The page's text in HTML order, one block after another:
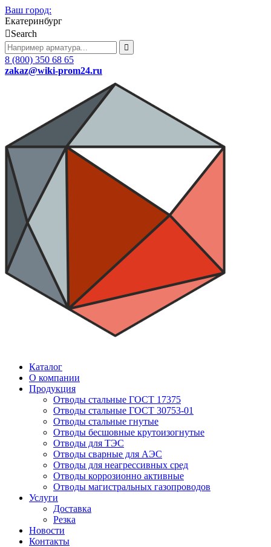
Ваш город:
Екатеринбург
Search
8 (800) 350 68 65
zakaz@wiki-prom24.ru
Каталог
О компании
Продукция
Отводы стальные ГОСТ 17375
Отводы стальные ГОСТ 30753-01
Отводы стальные гнутые
Отводы бесшовные крутоизогнутые
Отводы для ТЭС
Отводы сварные для АЭС
Отводы для неагрессивных сред
Отводы коррозионно активные
Отводы магистральных газопроводов
Услуги
Доставка
Резка
Новости
Контакты